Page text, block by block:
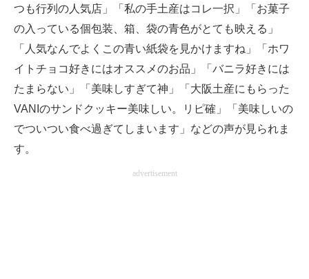
つも行列の人気店」「私の手土産はコレ一択」「お菓子
の入っている個包装、箱、袋の青色がとても映える」
「人気なんでよくこの青い紙袋を見かけますね」「ホワ
イトチョコ好きにはオススメのお品」「バニラ好きには
たまらない」「美味しすぎて神」「大阪土産にもらった
VANIのサンドクッキー美味しい。リピ確」「美味しいの
でついつい食べ過ぎてしまいます」などの声が見られま
す。
advertisement